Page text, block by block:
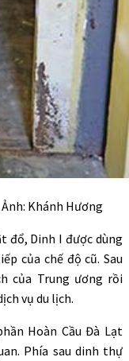
Khánh Hương
đổ, Dinh I được dùng
của chế độ cũ. Sau
của Trung ương rồi
vụ du lịch.
Hoàn Cầu Đà Lạt
Phía sau dinh thự